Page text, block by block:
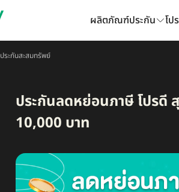
ผลิตภัณฑ์ประกัน โป
ประกันสะสมทรัพย์
ประกันลดหย่อนภาษี โปร
10,000 บาท